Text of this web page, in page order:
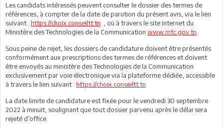
Les candidats intéressés peuvent consulter le dossier des termes de
références, à compter de la date de parution du présent avis, via le lien
suivant : https://choix.conseiltt.tn , où à travers le site internet du
Ministère des Technologies de la Communication www.mtc.gov.tn
Sous peine de rejet, les dossiers de candidature doivent être présentés
conformément aux prescriptions des termes de références et doivent
être envoyés au ministère des Technologies de la Communication
exclusivement par voie électronique via la plateforme dédiée, accessible
à travers le lien suivant : https://choix.conseiltt.tn
La date limite de candidature est fixée pour le vendredi 30 septembre
2022 à minuit, soulignant que tout dossier parvenu après le délai sera
rejeté d’office.